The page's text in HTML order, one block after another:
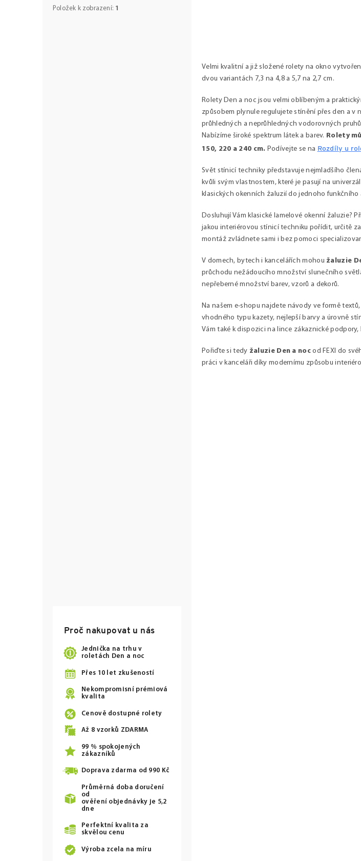
Položek k zobrazení: 1
Proč nakupovat u nás
Jednička na trhu v
roletách Den a noc
Přes 10 let zkušeností
Nekompromisní prémiová
kvalita
Cenově dostupné rolety
Až 8 vzorků ZDARMA
99 % spokojených
zákazníků
Doprava zdarma od 990 Kč
Průměrná doba doručení
od
ověření objednávky je 5,2
dne
Perfektní kvalita za
skvělou cenu
Výroba zcela na míru
a
c
p
v
k
y
v
p
i
s
u
Velmi kvalitní a již složené rolety na okno
dvou variantách 7,3 na 4,8 a 5,7 na 2,7 cm.
Rolety Den a noc jsou velmi oblíbeným a
způsobem plynule regulujete stínění přes den a v
průhledných a neprůhledných vodorovných
Nabízíme široké spektrum látek a barev. Rolety
150, 220 a 240 cm. Podívejte se na Rozdíly u
Svět stínicí techniky představuje nejmladšího
kvůli svým vlastnostem, které je pasují na
klasických okenních žaluzií do jednoho
Dosluhují Vám klasické lamelové okenní
jakou interiérovou stínicí techniku pořídit, určitě
montáž zvládnete sami i bez pomoci
V domech, bytech i kancelářích mohou žaluzie
průchodu nežádoucího množství slunečního
nepřeberné množství barev, vzorů a dekorů.
Na našem e-shopu najdete návody ve formě
vhodného typu kazety, nejlepší barvy a úrovně
Vám také k dispozici na lince zákaznické
Pořiďte si tedy žaluzie Den a noc od FEXI do
práci v kanceláři díky modernímu způsobu